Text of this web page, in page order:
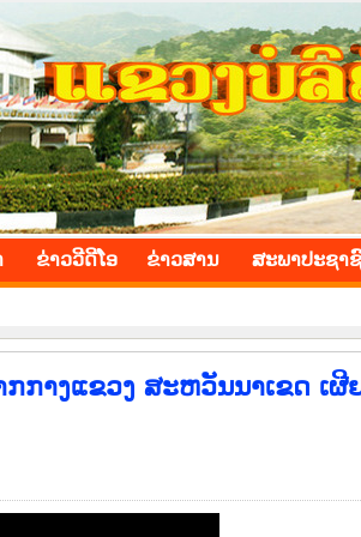
ຂ່າວ​ວີ​ດີ​ໂອ ​ຂ່າວ​ສານ ສະພາປະຊາ
ກາງແຂວງ ສະຫວັນນາເຂດ ເ